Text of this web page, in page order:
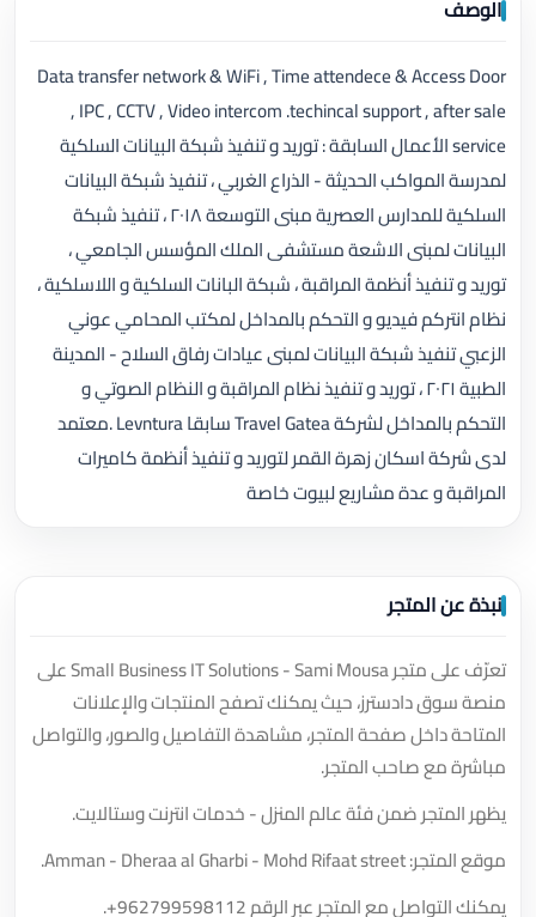
الوصف
Data transfer network & WiFi , Time attendece & Access Door
, IPC , CCTV , Video intercom .techincal support , after sale
service الأعمال السابقة : توريد و تنفيذ شبكة البيانات السلكية
لمدرسة المواكب الحديثة - الذراع الغربي ، تنفيذ شبكة البيانات
السلكية للمدارس العصرية مبنى التوسعة ٢٠١٨ ، تنفيذ شبكة
البيانات لمبنى الاشعة مستشفى الملك المؤسس الجامعي ،
توريد و تنفيذ أنظمة المراقبة ، شبكة البانات السلكية و اللاسلكية ،
نظام انتركم فيديو و التحكم بالمداخل لمكتب المحامي عوني
الزعبي تنفيذ شبكة البيانات لمبنى عيادات رفاق السلاح - المدينة
الطبية ٢٠٢١ ، توريد و تنفيذ نظام المراقبة و النظام الصوتي و
التحكم بالمداخل لشركة Travel Gatea سابقا Levntura .معتمد
لدى شركة اسكان زهرة القمر لتوريد و تنفيذ أنظمة كاميرات
المراقبة و عدة مشاريع لبيوت خاصة
نبذة عن المتجر
تعرّف على متجر Small Business IT Solutions - Sami Mousa على
منصة سوق دادسترز، حيث يمكنك تصفح المنتجات والإعلانات
المتاحة داخل صفحة المتجر، مشاهدة التفاصيل والصور، والتواصل
مباشرة مع صاحب المتجر.
يظهر المتجر ضمن فئة عالم المنزل - خدمات انترنت وستالايت.
موقع المتجر: Amman - Dheraa al Gharbi - Mohd Rifaat street.
يمكنك التواصل مع المتجر عبر الرقم+962799598112
.